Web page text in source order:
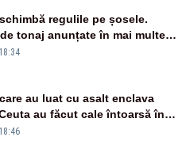
regulile pe șosele.
tonaj anunțate în mai multe
au luat cu asalt enclava
au făcut cale întoarsă în
Ursulei von der Leyen